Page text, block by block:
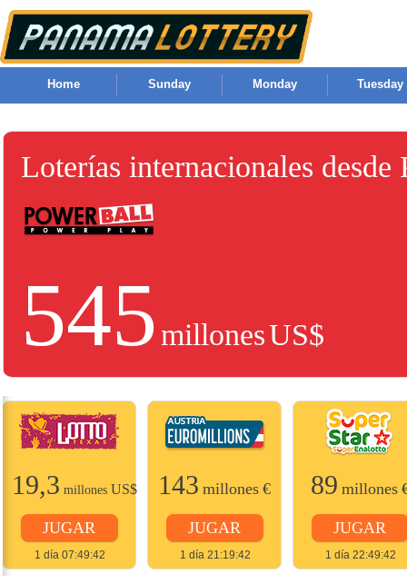
Home Sunday Monday Tuesday
Loterías internacionales desde
545 millonesUS$
19,3 millones US$
JUGAR
1 día 07:49:42
143 millones €
JUGAR
1 día 21:19:42
89 millones
JUGAR
1 día 22:49:42